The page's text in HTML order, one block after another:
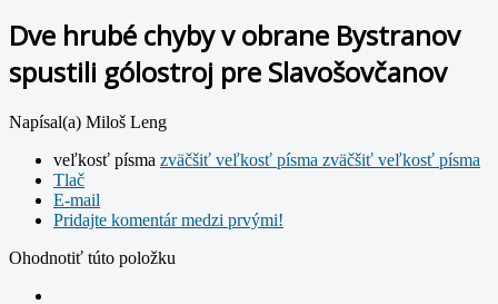
Dve hrubé chyby v obrane Bystranov
spustili gólostroj pre Slavošovčanov
Napísal(a) Miloš Leng
veľkosť písma zväčšiť veľkosť písma zväčšiť veľkosť písma
Tlač
E-mail
Pridajte komentár medzi prvými!
Ohodnotiť túto položku